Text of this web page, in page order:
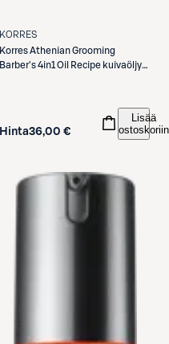
KORRES
KorresAthenian Grooming
Barber's 4in1 Oil Recipe kuivaöljy
Hinta36,00 €
Lisää
ostoskoriin